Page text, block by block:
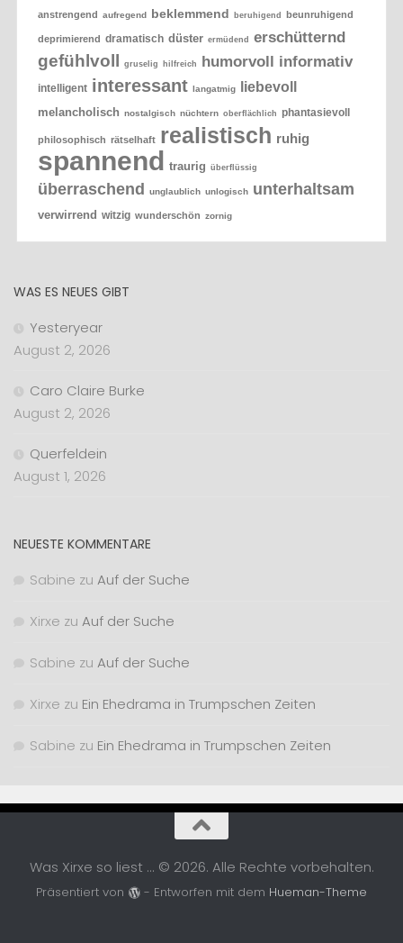
anstrengend aufregend beklemmend beruhigend beunruhigend
deprimierend dramatisch düster ermüdend erschütternd
gefühlvoll gruselig hilfreich humorvoll informativ
intelligent interessant langatmig liebevoll
melancholisch nostalgisch nüchtern oberflächlich phantasievoll
philosophisch rätselhaft realistisch ruhig
spannend traurig überflüssig
überraschend unglaublich unlogisch unterhaltsam
verwirrend witzig wunderschön zornig
WAS ES NEUES GIBT
Yesteryear
August 2, 2026
Caro Claire Burke
August 2, 2026
Querfeldein
August 1, 2026
NEUESTE KOMMENTARE
Sabine zu Auf der Suche
Xirxe zu Auf der Suche
Sabine zu Auf der Suche
Xirxe zu Ein Ehedrama in Trumpschen Zeiten
Sabine zu Ein Ehedrama in Trumpschen Zeiten
Was Xirxe so liest ... © 2026. Alle Rechte vorbehalten.
Präsentiert von - Entworfen mit dem Hueman-Theme